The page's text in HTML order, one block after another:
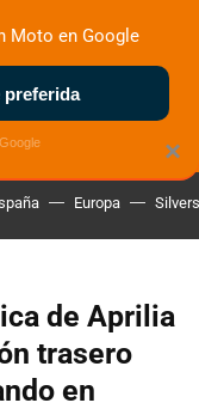
MOTOS ELÉCTRICAS
Europa
de Aprilia
trasero
en
×
Moto en Google
preferida